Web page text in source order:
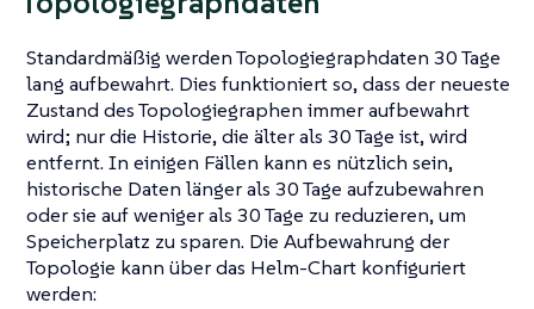
Standardmäßig werden Topologiegraphdaten 30 Tage
lang aufbewahrt. Dies funktioniert so, dass der neueste
Zustand des Topologiegraphen immer aufbewahrt
wird; nur die Historie, die älter als 30 Tage ist, wird
entfernt. In einigen Fällen kann es nützlich sein,
historische Daten länger als 30 Tage aufzubewahren
oder sie auf weniger als 30 Tage zu reduzieren, um
Speicherplatz zu sparen. Die Aufbewahrung der
Topologie kann über das Helm-Chart konfiguriert
werden: